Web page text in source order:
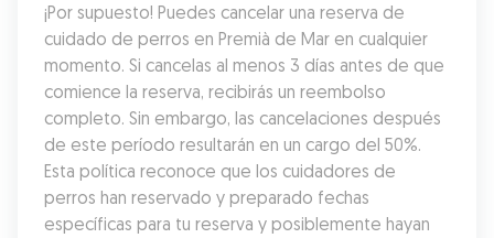
¡Por supuesto! Puedes cancelar una reserva de
cuidado de perros en Premià de Mar en cualquier
momento. Si cancelas al menos 3 días antes de que
comience la reserva, recibirás un reembolso
completo. Sin embargo, las cancelaciones después
de este período resultarán en un cargo del 50%.
Esta política reconoce que los cuidadores de
perros han reservado y preparado fechas
específicas para tu reserva y posiblemente hayan